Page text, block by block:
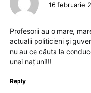
16 februarie
Profesorii au o mare,
actualii politicieni și
nu au ce căuta la
unei națiuni!!!
Reply